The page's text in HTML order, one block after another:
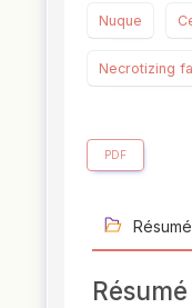
Nuque
Necrotizing
PDF
Résumé
Résumé